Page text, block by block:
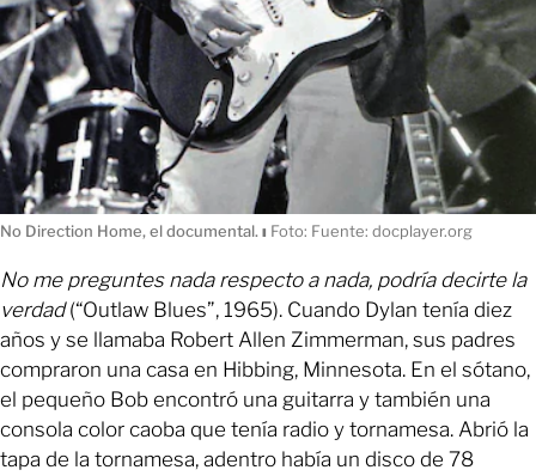
No Direction Home, el documental.ı Foto: Fuente: docplayer.org
No me preguntes nada respecto a nada, podría decirte la
verdad(“Outlaw Blues”, 1965). Cuando Dylan tenía diez
años y se llamaba Robert Allen Zimmerman, sus padres
compraron una casa en Hibbing, Minnesota. En el sótano,
el pequeño Bob encontró una guitarra y también una
consola color caoba que tenía radio y tornamesa. Abrió la
tapa de la tornamesa, adentro había un disco de 78